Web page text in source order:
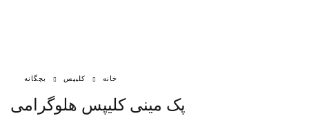
خانه کلیپس بچگانه
پک مینی کلیپس هلوگرامی